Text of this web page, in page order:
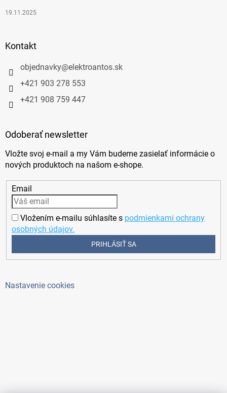
19.11.2025
Kontakt
objednavky@elektroantos.sk
+421 903 278 553
+421 908 759 447
Odoberať newsletter
Vložte svoj e-mail a my Vám budeme zasielať informácie o
nových produktoch na našom e-shope.
Email
Vložením e-mailu súhlasíte s podmienkami ochrany
osobných údajov.
PRIHLÁSIŤ SA
Nastavenie cookies